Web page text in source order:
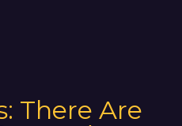
There Are